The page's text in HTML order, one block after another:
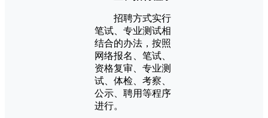
招聘方式实行
笔试、专业测试相
结合的办法，按照
网络报名、笔试、
资格复审、专业测
试、体检、考察、
公示、聘用等程序
进行。